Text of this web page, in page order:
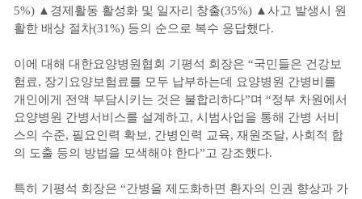
5%) ▲경제활동 활성화 및 일자리 창출(35%) ▲사고 발생시 원
활한 배상 절차(31%) 등의 순으로 복수 응답했다.
이에 대해 대한요양병원협회 기평석 회장은 “국민들은 건강보
험료, 장기요양보험료를 모두 납부하는데 요양병원 간병비를
개인에게 전액 부담시키는 것은 불합리하다”며 “정부 차원에서
요양병원 간병서비스를 설계하고, 시범사업을 통해 간병 서비
스의 수준, 필요인력 확보, 간병인력 교육, 재원조달, 사회적 합
의 도출 등의 방법을 모색해야 한다”고 강조했다.
특히 기평석 회장은 “간병을 제도화하면 환자의 인권 향상과 가